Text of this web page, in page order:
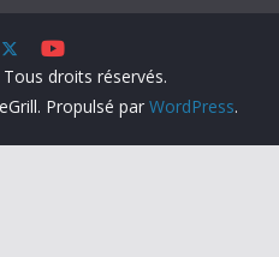
Tous droits réservés.
Propulsé par WordPress.